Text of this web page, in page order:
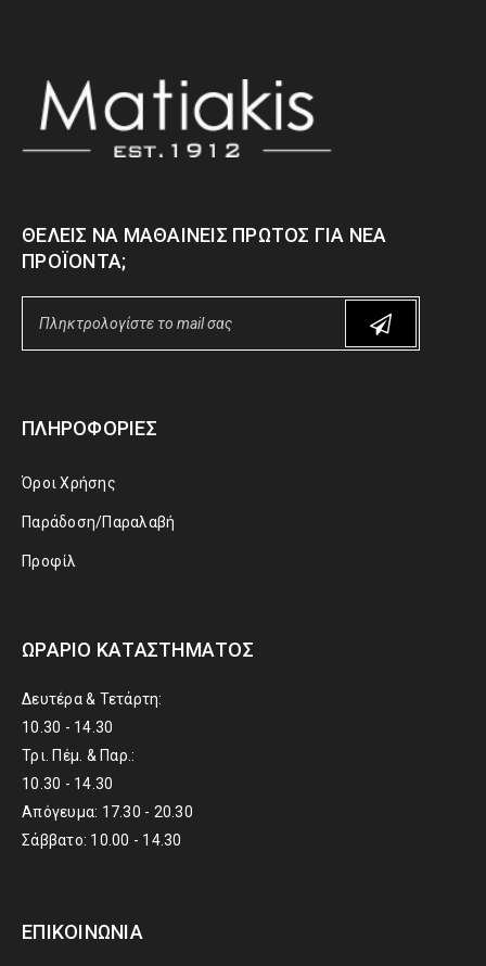
ΘΈΛΕΙΣ ΝΑ ΜΑΘΑΊΝΕΙΣ ΠΡΏΤΟΣ ΓΙΑ ΝΈΑ
ΠΡΟΪΌΝΤΑ;
ΠΛΗΡΟΦΟΡΊΕΣ
Όροι Χρήσης
Παράδοση/Παραλαβή
Προφίλ
ΩΡΆΡΙΟ ΚΑΤΑΣΤΉΜΑΤΟΣ
Δευτέρα & Τετάρτη:
10.30 - 14.30
Τρι. Πέμ. & Παρ.:
10.30 - 14.30
Απόγευμα: 17.30 - 20.30
Σάββατο: 10.00 - 14.30
ΕΠΙΚΟΙΝΩΝΊΑ